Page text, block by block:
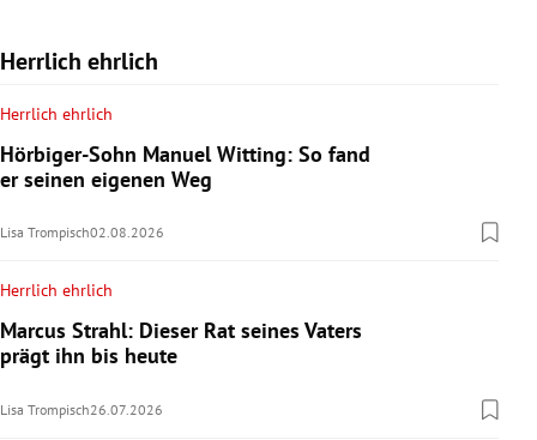
Herrlich ehrlich
Herrlich ehrlich
Hörbiger-Sohn Manuel Witting: So fand
er seinen eigenen Weg
Lisa Trompisch02.08.2026
Herrlich ehrlich
Marcus Strahl: Dieser Rat seines Vaters
prägt ihn bis heute
Lisa Trompisch26.07.2026